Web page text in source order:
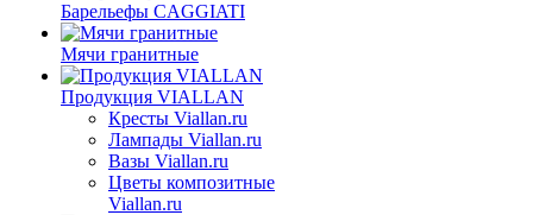
Барельефы CAGGIATI
Мячи гранитные
Продукция VIALLAN
Кресты Viallan.ru
Лампады Viallan.ru
Вазы Viallan.ru
Цветы композитные
Viallan.ru